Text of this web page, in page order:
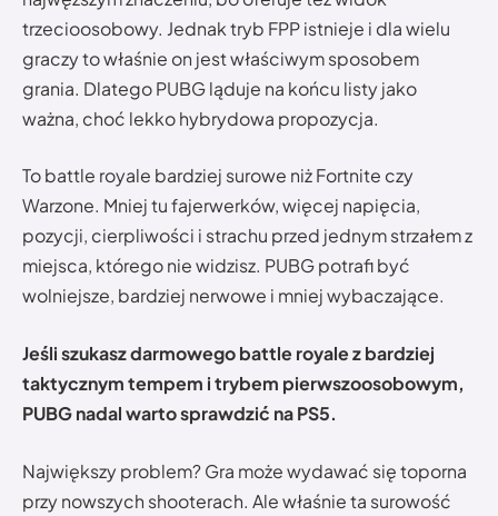
trzecioosobowy. Jednak tryb FPP istnieje i dla wielu
graczy to właśnie on jest właściwym sposobem
grania. Dlatego PUBG ląduje na końcu listy jako
ważna, choć lekko hybrydowa propozycja.
To battle royale bardziej surowe niż Fortnite czy
Warzone. Mniej tu fajerwerków, więcej napięcia,
pozycji, cierpliwości i strachu przed jednym strzałem z
miejsca, którego nie widzisz. PUBG potrafi być
wolniejsze, bardziej nerwowe i mniej wybaczające.
Jeśli szukasz darmowego battle royale z bardziej
taktycznym tempem i trybem pierwszoosobowym,
PUBG nadal warto sprawdzić na PS5.
Największy problem? Gra może wydawać się toporna
przy nowszych shooterach. Ale właśnie ta surowość